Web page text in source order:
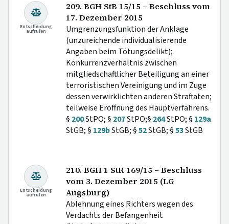
Entscheidung
aufrufen
209. BGH StB 15/15 – Beschluss vom
17. Dezember 2015
Umgrenzungsfunktion der Anklage
(unzureichende individualisierende
Angaben beim Tötungsdelikt);
Konkurrenzverhältnis zwischen
mitgliedschaftlicher Beteiligung an einer
terroristischen Vereinigung und im Zuge
dessen verwirklichten anderen Straftaten;
teilweise Eröffnung des Hauptverfahrens.
§ 200StPO; § 207StPO;§ 264StPO; § 129a
StGB; § 129bStGB; §52StGB; §53StGB
Entscheidung
aufrufen
210. BGH 1 StR 169/15 – Beschluss
vom 3. Dezember 2015 (LG
Augsburg)
Ablehnung eines Richters wegen des
Verdachts der Befangenheit